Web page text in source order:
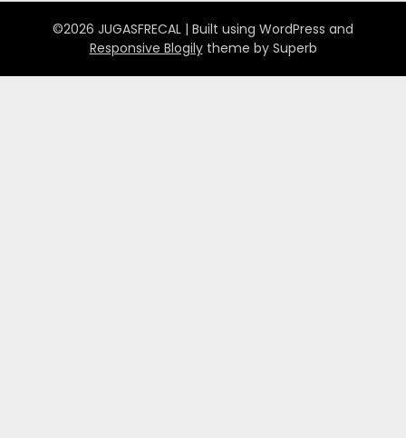
©2026 JUGASFRECAL | Built using WordPress and
Responsive Blogilytheme by Superb